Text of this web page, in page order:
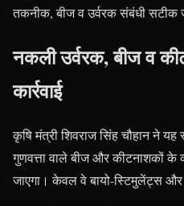
तकनीक, बीज व उर्वरक संबंधी सटीक
नकली उर्वरक, बीज व
कार्रवाई
कृषि मंत्री शिवराज सिंह चौहान ने यह
गुणवत्ता वाले बीज और कीटनाशकों के
जाएगा। केवल वे बायो-स्टिमुलेंट्स और